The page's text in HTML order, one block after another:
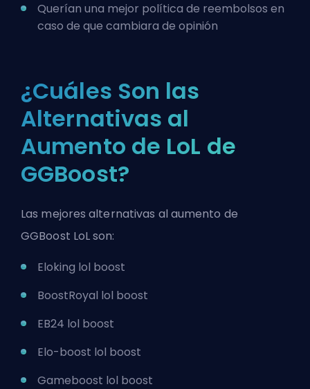
Querían una mejor política de reembolsos en
caso de que cambiara de opinión
¿Cuáles Son las
Alternativas al
Aumento de LoL de
GGBoost?
Las mejores alternativas al aumento de
GGBoost LoL son:
Eloking lol boost
BoostRoyal lol boost
EB24 lol boost
Elo-boost lol boost
Gameboost lol boost